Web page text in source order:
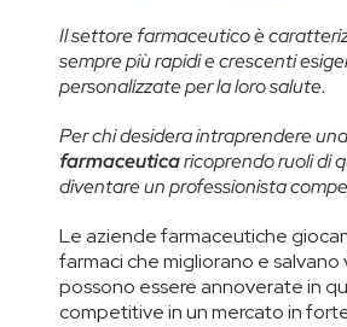
Il settore farmaceutico è
sempre più rapidi e crescenti
personalizzate per la loro salute.
Per chi desidera intraprendere
farmaceuticaricoprendo ruoli di
diventare un professionista
Le aziende farmaceutiche
farmaci che migliorano e
possono essere annoverate in
competitive in un mercato in